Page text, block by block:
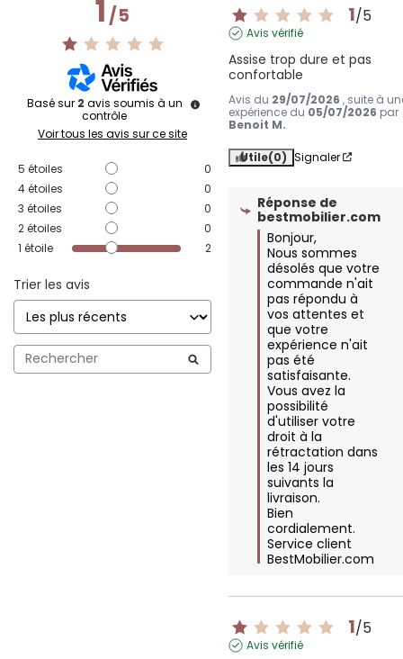
1/5
Basé sur 2 avis soumis à un
contrôle
Voir tous les avis sur ce site
5 étoiles
0
4étoiles
0
3 étoiles
0
2étoiles
0
1 étoile 2
Trier les avis
1/5
Avis vérifié
Assise trop dure et pas
confortable
Avis du 29/07/2026 , suite à
expérience du 05/07/2026 par
Benoit M.
Utile(0) Signaler
Réponse de
bestmobilier.com
Bonjour,
Nous sommes
désolés que votre
commande n'ait
pas répondu à
vos attentes et
que votre
expérience n'ait
pas été
satisfaisante.
Vous avez la
possibilité
d'utiliser votre
droit à la
rétractation dans
les 14 jours
suivants la
livraison.
Bien
cordialement.
Service client
BestMobilier.com
1/5
Avis vérifié